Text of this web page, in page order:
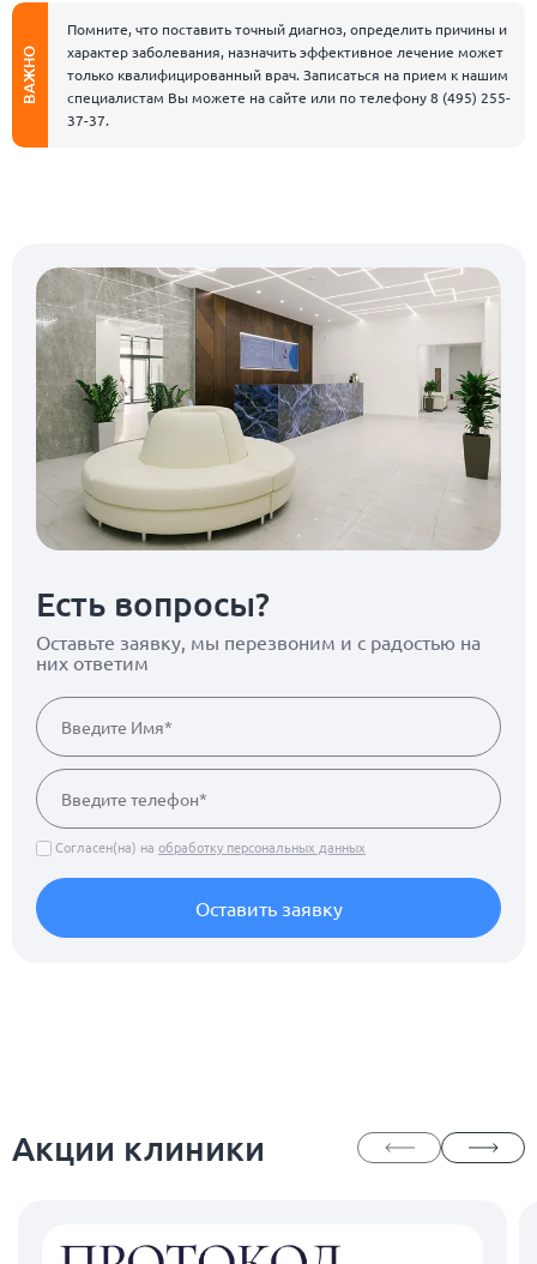
ВАЖНО
Помните, что поставить точный диагноз, определить причины и
характер заболевания, назначить эффективное лечение может
только квалифицированный врач. Записаться на прием к нашим
специалистам Вы можете на сайте или по телефону8 (495) 255-
37-37.
Есть вопросы?
Оставьте заявку, мы перезвоним и с радостью на
них ответим
Согласен(на) на обработку персональных данных
Оставить заявку
Акции клиники